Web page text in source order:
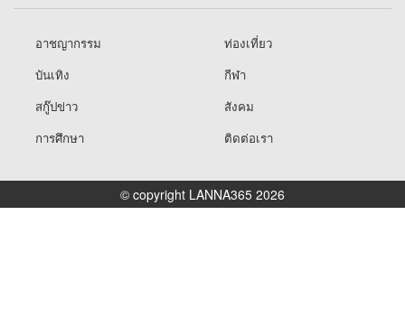
อาชญากรรม
ท่องเที่ยว
บันเทิง
กีฬา
สกู๊ปข่าว
สังคม
การศึกษา
ติดต่อเรา
© copyright LANNA365 2026